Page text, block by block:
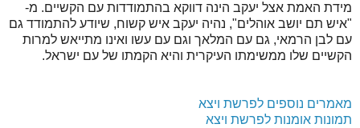
מידת האמת אצל יעקב הינה דווקא בהתמודדות עם הקשיים. מ-
"איש תם יושב אוהלים", נהיה יעקב איש קשוח, שיודע להתמודד גם
עם לבן הרמאי, גם עם המלאך וגם עם עשו ואינו מתייאש למרות
הקשיים שלו ממשימתו העיקרית והיא הקמתו של עם ישראל.
מאמרים נוספים לפרשת ויצא
תמונות אומנות לפרשת ויצא